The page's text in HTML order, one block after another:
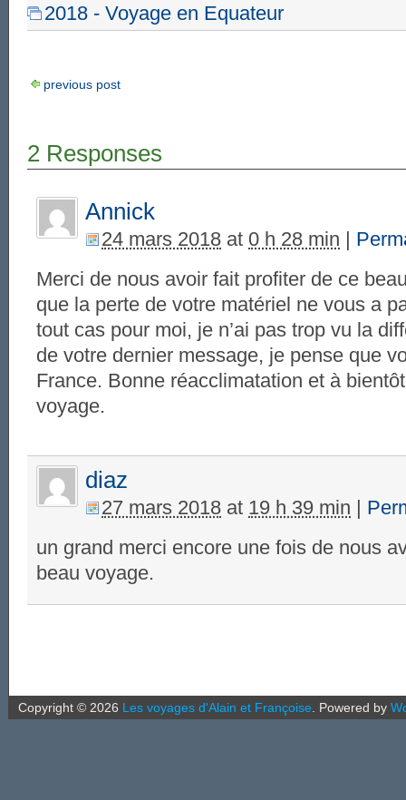
2018 - Voyage en Equateur
previous post
2 Responses
Annick
24 mars 2018 at 0 h 28 min |
Merci de nous avoir fait profiter de ce
que la perte de votre matériel ne vous a
tout cas pour moi, je n’ai pas trop vu la
de votre dernier message, je pense que
France. Bonne réacclimatation et à
voyage.
diaz
27 mars 2018 at 19 h 39 min |
un grand merci encore une fois de nous
beau voyage.
Copyright © 2026 Les voyages d'Alain et Françoise Powered by